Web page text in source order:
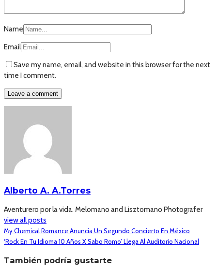
Name
Email
Save my name, email, and website in this browser for the next
time I comment.
Alberto A. A.Torres
Aventurero por la vida. Melomano and Lisztomano Photografer
view all posts
My Chemical Romance Anuncia Un Segundo Concierto En México
‘Rock En Tu Idioma 10 Años X Sabo Romo’ Llega Al Auditorio Nacional
También podría gustarte